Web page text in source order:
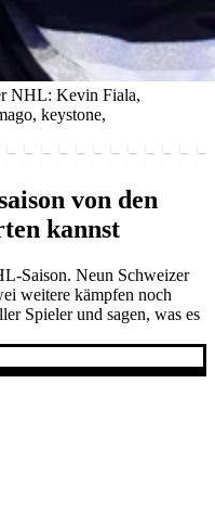
NHL: Kevin Fiala,
keystone,
von den
kannst
Saison. Neun Schweizer
weitere kämpfen noch
Spieler und sagen, was es